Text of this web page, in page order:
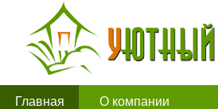
Главная О компании